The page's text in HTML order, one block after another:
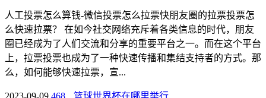
人工投票怎么算钱-微信投票怎么拉票快朋友圈的拉票投票怎
么快速拉票？ 在如今社交网络充斥着各类信息的时代，朋友
圈已经成为了人们交流和分享的重要平台之一。而在这个平台
上，拉票投票也成为了一种快速传播和集结支持者的方式。那
么，如何能够快速拉票，宣...
2023-09-09 468 篮球世界杯在哪里举行